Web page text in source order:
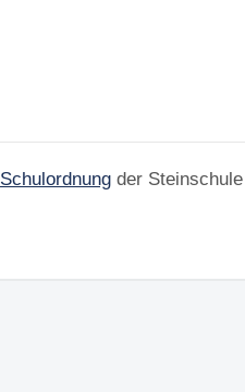
Schulordnung der Steinschule